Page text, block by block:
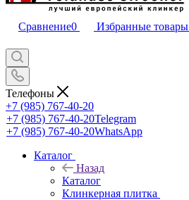
Сравнение0 Избранные товары
Телефоны
+7 (985) 767-40-20
+7 (985) 767-40-20Telegram
+7 (985) 767-40-20WhatsApp
Каталог
Назад
Каталог
Клинкерная плитка